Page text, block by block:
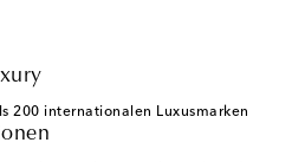
200 internationalen Luxusmarken